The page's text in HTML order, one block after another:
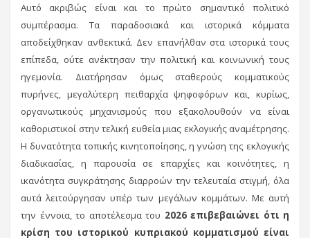
Αυτό ακριβώς είναι και το πρώτο σημαντικό πολιτικό
συμπέρασμα. Τα παραδοσιακά και ιστορικά κόμματα
αποδείχθηκαν ανθεκτικά. Δεν επανήλθαν στα ιστορικά τους
επίπεδα, ούτε ανέκτησαν την πολιτική και κοινωνική τους
ηγεμονία. Διατήρησαν όμως σταθερούς κομματικούς
πυρήνες, μεγαλύτερη πειθαρχία ψηφοφόρων και, κυρίως,
οργανωτικούς μηχανισμούς που εξακολουθούν να είναι
καθοριστικοί στην τελική ευθεία μιας εκλογικής αναμέτρησης.
Η δυνατότητα τοπικής κινητοποίησης, η γνώση της εκλογικής
διαδικασίας, η παρουσία σε επαρχίες και κοινότητες, η
ικανότητα συγκράτησης διαρροών την τελευταία στιγμή, όλα
αυτά λειτούργησαν υπέρ των μεγάλων κομμάτων. Με αυτή
την έννοια, το αποτέλεσμα του 2026 επιβεβαιώνει ότι η
κρίση του ιστορικού κυπριακού κομματισμού είναι